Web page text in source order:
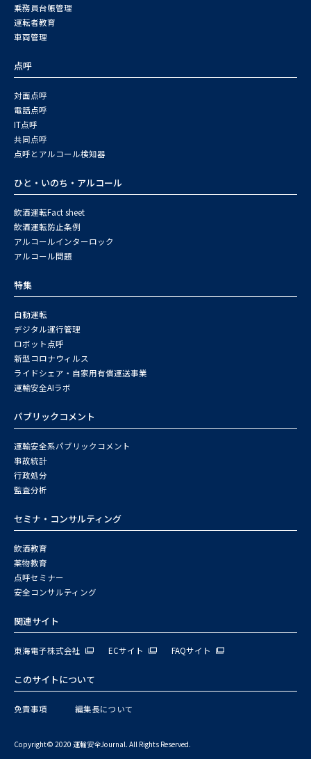
乗務員台帳管理
運転者教育
車両管理
点呼
対面点呼
電話点呼
IT点呼
共同点呼
点呼とアルコール検知器
ひと・いのち・アルコール
飲酒運転Fact sheet
飲酒運転防止条例
アルコールインターロック
アルコール問題
特集
自動運転
デジタル運行管理
ロボット点呼
新型コロナウィルス
ライドシェア・自家用有償運送事業
運輸安全AIラボ
パブリックコメント
運輸安全系パブリックコメント
事故統計
行政処分
監査分析
セミナ・コンサルティング
飲酒教育
薬物教育
点呼セミナー
安全コンサルティング
関連サイト
東海電子株式会社 ECサイト FAQサイト
このサイトについて
免責事項 編集長について
Copyright© 2020 運輸安全Journal. All Rights Reserved.